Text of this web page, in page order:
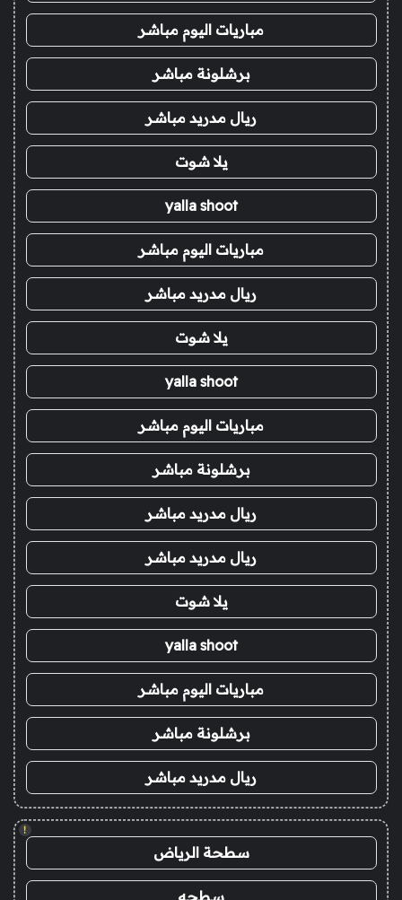
مباريات اليوم مباشر
برشلونة مباشر
ريال مدريد مباشر
يلا شوت
yalla shoot
مباريات اليوم مباشر
ريال مدريد مباشر
يلا شوت
yalla shoot
مباريات اليوم مباشر
برشلونة مباشر
ريال مدريد مباشر
ريال مدريد مباشر
يلا شوت
yalla shoot
مباريات اليوم مباشر
برشلونة مباشر
ريال مدريد مباشر
!
سطحة الرياض